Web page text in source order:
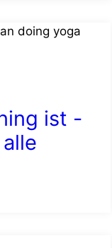
ist -